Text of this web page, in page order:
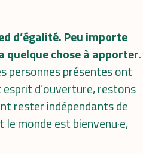
d’égalité. Peu importe
quelque chose à apporter.
personnes présentes ont
d’ouverture, restons
rester indépendants de
monde est bienvenu·e,